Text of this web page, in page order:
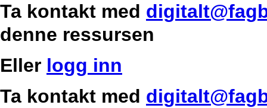
Ta kontakt med
denne ressursen
Eller logg inn
Ta kontakt med